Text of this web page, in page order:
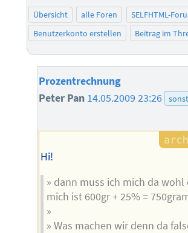
Übersicht alle Foren SELFHTML-
Benutzerkonto erstellen
Beitrag im
Prozentrechnung
Peter Pan 14.05.2009 23:26
Hi!
» dann muss ich mich da
mich ist 600gr + 25% =
»
» Was machen wir denn da